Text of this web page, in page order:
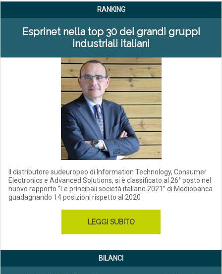
RANKING
Esprinet nella top 30 dei grandi gruppi
industriali italiani
Il distributore sudeuropeo di Information Technology, Consumer
Electronics e Advanced Solutions, si è classificato al 26° posto nel
nuovo rapporto “Le principali società italiane 2021” di Mediobanca
guadagnando 14 posizioni rispetto al 2020
LEGGI SUBITO
BILANCI